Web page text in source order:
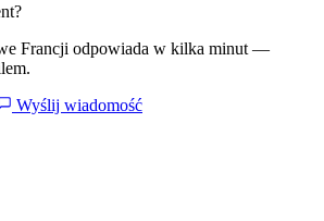
Francji odpowiada w kilka minut —
Wyślij wiadomość